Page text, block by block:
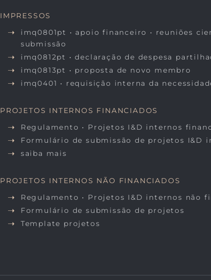
IMPRESSOS
imq0801pt • apoio financeiro • reuniões
submissão
imq0812pt • declaração de despesa
imq0813pt • proposta de novo membro
imq0401 • requisição interna da
PROJETOS INTERNOS FINANCIADOS
Regulamento • Projetos I&D internos
Formulário de submissão de projetos I&D
saiba mais
PROJETOS INTERNOS NÃO FINANCIADOS
Regulamento • Projetos I&D internos não
Formulário de submissão de projetos
Template projetos